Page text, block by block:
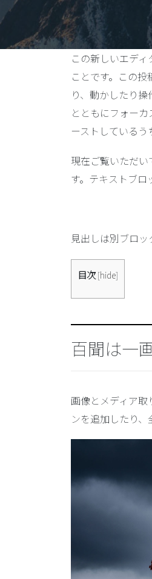
この新しいエデ
ことです。この投
り、動かしたり
とともにフォー
ーストしているう
現在ご覧いただい
す。テキストブロ
見出しは別ブロ
目次 [hide]
百聞は一
画像とメディア取
ンを追加したり